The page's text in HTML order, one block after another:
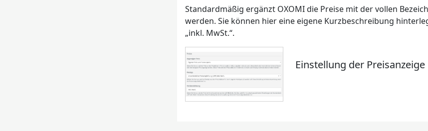
Standardmäßig ergänzt OXOMI die Preise mit der vollen
werden. Sie können hier eine eigene Kurzbeschreibung
„inkl. MwSt.“.
Einstellung der